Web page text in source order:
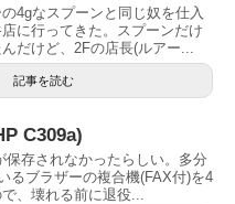
4gなスプーンと同じ奴を仕入
に行ってきた。スプーンだけ
だけど、2Fの店長(ルアー...
記事を読む
C309a)
保存されなかったらしい。多分
るブラザーの複合機(FAX付)を4
、壊れる前に退役...